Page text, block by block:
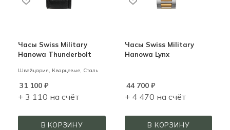
Часы Swiss Military
Hanowa Thunderbolt
Швейцария, Кварцевые, Сталь
31 100 ₽
+ 3 110 на счёт
В КОРЗИНУ
Часы Swiss Military
Hanowa Lynx
44 700₽
+ 4 470 на счёт
В КОРЗИНУ